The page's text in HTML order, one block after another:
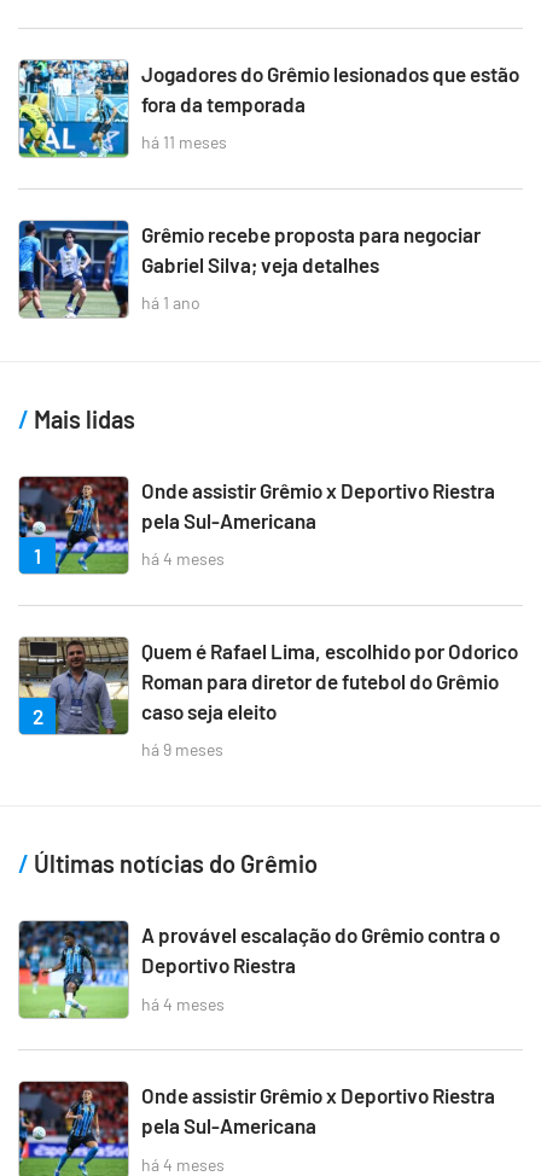
Jogadores do Grêmio lesionados que estão
fora da temporada
há 11 meses
Grêmio recebe proposta para negociar
Gabriel Silva; veja detalhes
há 1 ano
Mais lidas
1
Onde assistir Grêmio x Deportivo Riestra
pela Sul-Americana
há 4 meses
2
Quem é Rafael Lima, escolhido por Odorico
Roman para diretor de futebol do Grêmio
caso seja eleito
há 9 meses
Últimas notícias do Grêmio
A provável escalação do Grêmio contra o
Deportivo Riestra
há 4 meses
Onde assistir Grêmio x Deportivo Riestra
pela Sul-Americana
há 4 meses